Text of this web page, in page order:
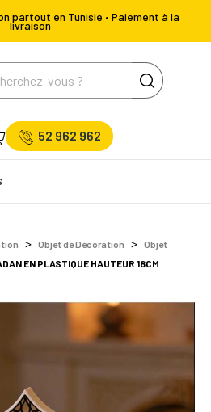
partout en Tunisie • Paiement à la
livraison
52 962 962
Objet de Décoration
Objet
EN PLASTIQUE HAUTEUR 18CM